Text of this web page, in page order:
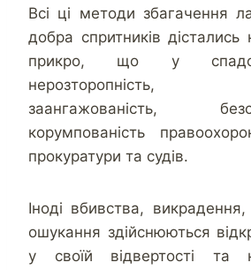
Всі ці методи збагачення
добра спритників
прикро, що у
нерозторопність,
заангажованість,
корумпованість
прокуратури та судів.
Іноді вбивства,
ошукання здійснюються
у своїй відвертості та